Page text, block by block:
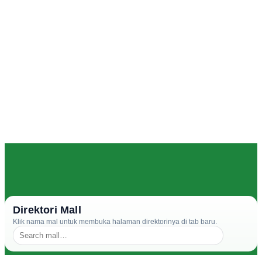
Direktori Mall
Klik nama mal untuk membuka halaman direktorinya di tab baru.